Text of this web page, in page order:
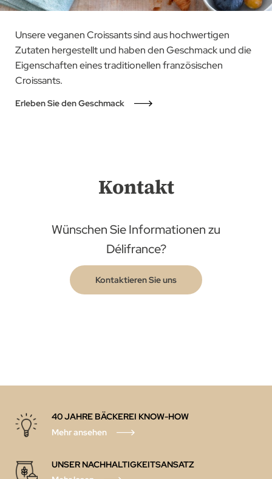
Unsere veganen Croissants sind aus hochwertigen
Zutaten hergestellt und haben den Geschmack und die
Eigenschaften eines traditionellen französischen
Croissants.
Erleben Sie den Geschmack
Kontakt
Wünschen Sie Informationen zu
Délifrance?
Kontaktieren Sie uns
40 JAHRE BÄCKEREI KNOW-HOW
Mehr ansehen
UNSER NACHHALTIGKEITSANSATZ